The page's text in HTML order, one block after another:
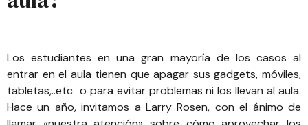
Los estudiantes en una gran mayoría de los casos al
entrar en el aula tienen que apagar sus gadgets, móviles,
tabletas,..etc o para evitar problemas ni los llevan al aula.
Hace un año, invitamos a Larry Rosen, con el ánimo de